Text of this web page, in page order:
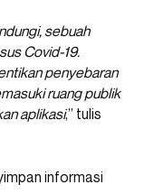
sebuah
Covid-19.
penyebaran
ruang publik
aplikasi,” tulis
informasi